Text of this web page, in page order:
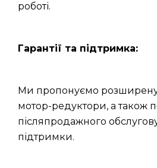
роботі.
Гарантії та підтримка:
Ми пропонуємо розширену
мотор-редуктори, а також
післяпродажного
підтримки.